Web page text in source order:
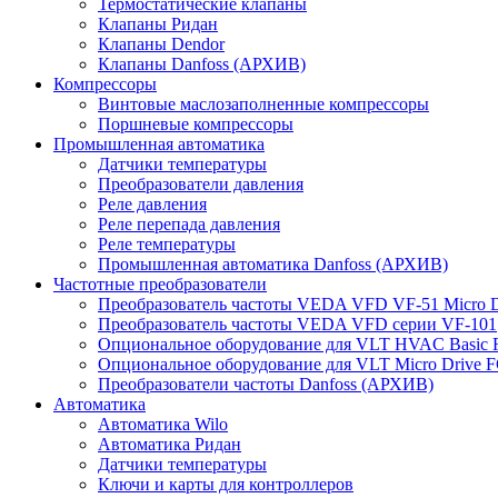
Термостатические клапаны
Клапаны Ридан
Клапаны Dendor
Клапаны Danfoss (АРХИВ)
Компрессоры
Винтовые маслозаполненные компрессоры
Поршневые компрессоры
Промышленная автоматика
Датчики температуры
Преобразователи давления
Реле давления
Реле перепада давления
Реле температуры
Промышленная автоматика Danfoss (АРХИВ)
Частотные преобразователи
Преобразователь частоты VEDA VFD VF-51 Micro
Преобразователь частоты VEDA VFD серии VF-101
Опциональное оборудование для VLT HVAC Basic
Опциональное оборудование для VLT Micro Drive
Преобразователи частоты Danfoss (АРХИВ)
Автоматика
Автоматика Wilo
Автоматика Ридан
Датчики температуры
Ключи и карты для контроллеров